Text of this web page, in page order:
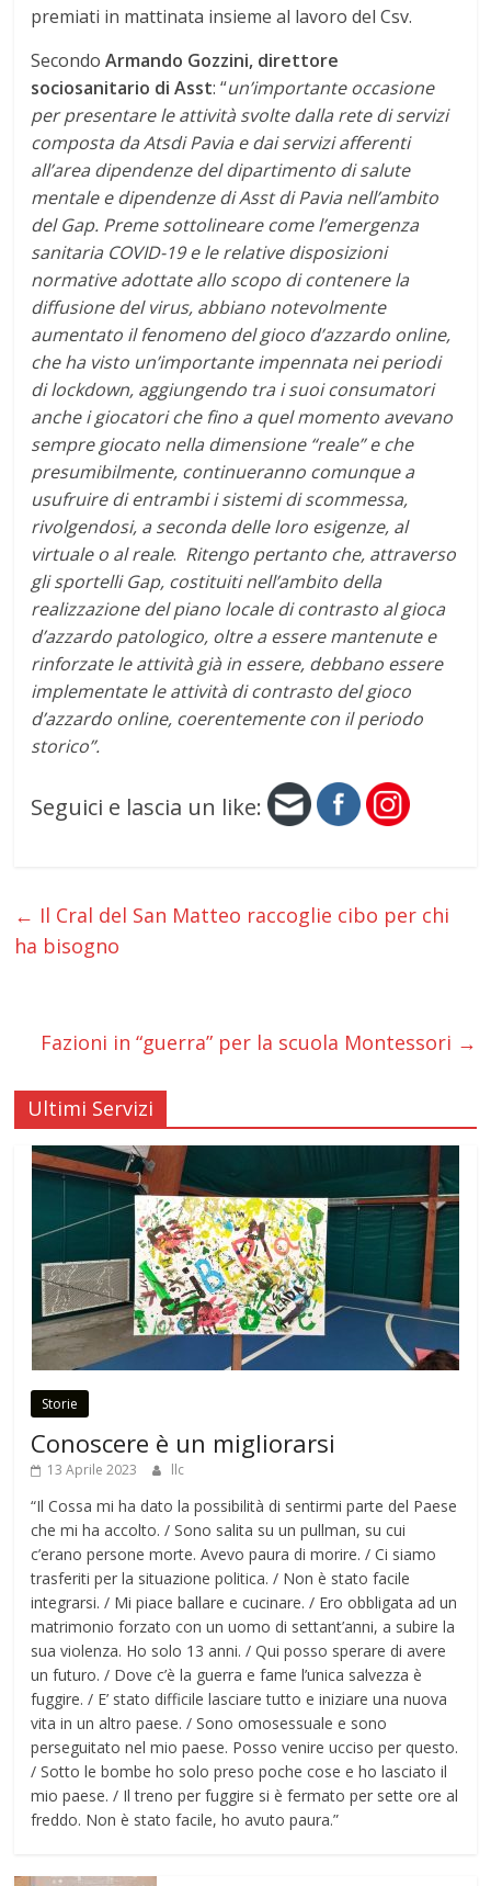
premiati in mattinata insieme al lavoro del Csv.
Secondo Armando Gozzini, direttore
sociosanitario di Asst: “un’importante occasione
per presentare le attività svolte dalla rete di servizi
composta da Atsdi Pavia e dai servizi afferenti
all’area dipendenze del dipartimento di salute
mentale e dipendenze di Asst di Pavia nell’ambito
del Gap. Preme sottolineare come l’emergenza
sanitaria COVID-19 e le relative disposizioni
normative adottate allo scopo di contenere la
diffusione del virus, abbiano notevolmente
aumentato il fenomeno del gioco d’azzardo online,
che ha visto un’importante impennata nei periodi
di lockdown, aggiungendo tra i suoi consumatori
anche i giocatori che fino a quel momento avevano
sempre giocato nella dimensione “reale” e che
presumibilmente, continueranno comunque a
usufruire di entrambi i sistemi di scommessa,
rivolgendosi, a seconda delle loro esigenze, al
virtuale o al reale. Ritengo pertanto che, attraverso
gli sportelli Gap, costituiti nell’ambito della
realizzazione del piano locale di contrasto al gioca
d’azzardo patologico, oltre a essere mantenute e
rinforzate le attività già in essere, debbano essere
implementate le attività di contrasto del gioco
d’azzardo online, coerentemente con il periodo
storico”.
Seguici e lascia un like:
← Il Cral del San Matteo raccoglie cibo per chi
ha bisogno
Fazioni in “guerra” per la scuola Montessori →
Ultimi Servizi
Storie
Conoscere è un migliorarsi
13 Aprile 2023 llc
“Il Cossa mi ha dato la possibilità di sentirmi parte del Paese
che mi ha accolto. / Sono salita su un pullman, su cui
c’erano persone morte. Avevo paura di morire. / Ci siamo
trasferiti per la situazione politica. / Non è stato facile
integrarsi. / Mi piace ballare e cucinare. / Ero obbligata ad un
matrimonio forzato con un uomo di settant’anni, a subire la
sua violenza. Ho solo 13 anni. / Qui posso sperare di avere
un futuro. / Dove c’è la guerra e fame l’unica salvezza è
fuggire. / E’ stato difficile lasciare tutto e iniziare una nuova
vita in un altro paese. / Sono omosessuale e sono
perseguitato nel mio paese. Posso venire ucciso per questo.
/ Sotto le bombe ho solo preso poche cose e ho lasciato il
mio paese. / Il treno per fuggire si è fermato per sette ore al
freddo. Non è stato facile, ho avuto paura.”